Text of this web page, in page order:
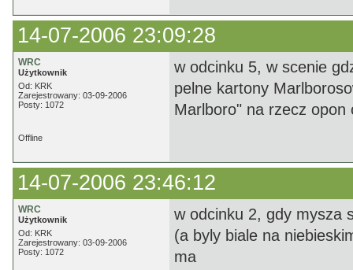
14-07-2006 23:09:28
WRC
Użytkownik
Od: KRK
Zarejestrowany: 03-09-2006
Posty: 1072
w odcinku 5, w scenie
pelne kartony
Marlboro" na rzecz opon
Offline
14-07-2006 23:46:12
WRC
Użytkownik
Od: KRK
Zarejestrowany: 03-09-2006
Posty: 1072
w odcinku 2, gdy mysza
(a byly biale na
ma